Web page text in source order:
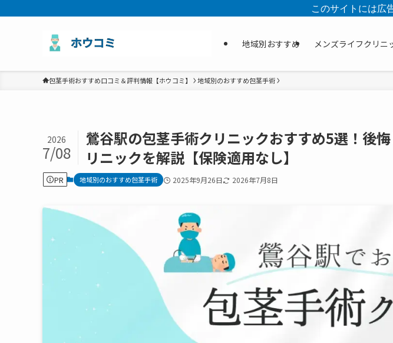
このサイトには広
地域別おすすめ メンズライフクリニ
包茎手術おすすめ口コミ＆評判情報【ホウコミ】 地域別のおすすめ包茎手術
鶯谷駅の包茎手術クリニックおすすめ5選！後
リニックを解説【保険適用なし】
2026
7/08
PR 地域別のおすすめ包茎手術 2025年9月26日 2026年7月8日